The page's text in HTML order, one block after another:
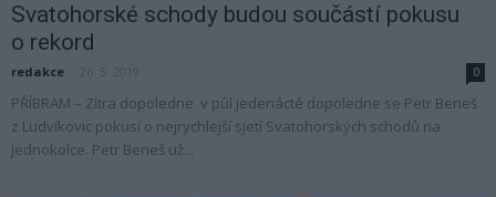
Svatohorské schody budou součástí pokusu
o rekord
redakce 0
PŘÍBRAM – Zítra dopoledne v půl jedenácté dopoledne se Petr Beneš
z Ludvíkovic pokusí o nejrychlejší sjetí Svatohorských schodů na
jednokolce. Petr Beneš už...